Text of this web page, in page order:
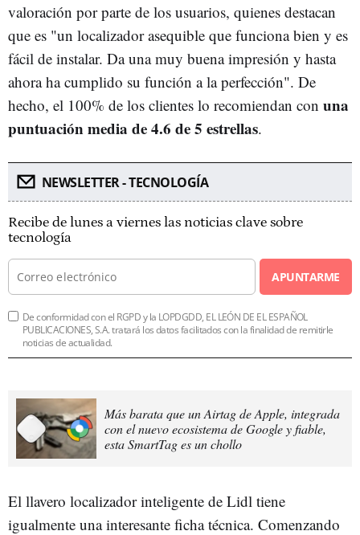
valoración por parte de los usuarios, quienes destacan
que es "un localizador asequible que funciona bien y es
fácil de instalar. Da una muy buena impresión y hasta
ahora ha cumplido su función a la perfección". De
hecho, el 100% de los clientes lo recomiendan con una
puntuación media de 4.6 de 5 estrellas.
NEWSLETTER - TECNOLOGÍA
Recibe de lunes a viernes las noticias clave sobre
tecnología
APUNTARME
De conformidad con el RGPD y la LOPDGDD, EL LEÓN DE EL ESPAÑOL
PUBLICACIONES, S.A. tratará los datos facilitados con la finalidad de remitirle
noticias de actualidad.
Más barata que un Airtag de Apple, integrada
con el nuevo ecosistema de Google y fiable,
esta SmartTag es un chollo
El llavero localizador inteligente de Lidl tiene
igualmente una interesante ficha técnica. Comenzando